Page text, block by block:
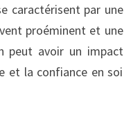
caractérisent par une
proéminent et une
peut avoir un impact
et la confiance en soi